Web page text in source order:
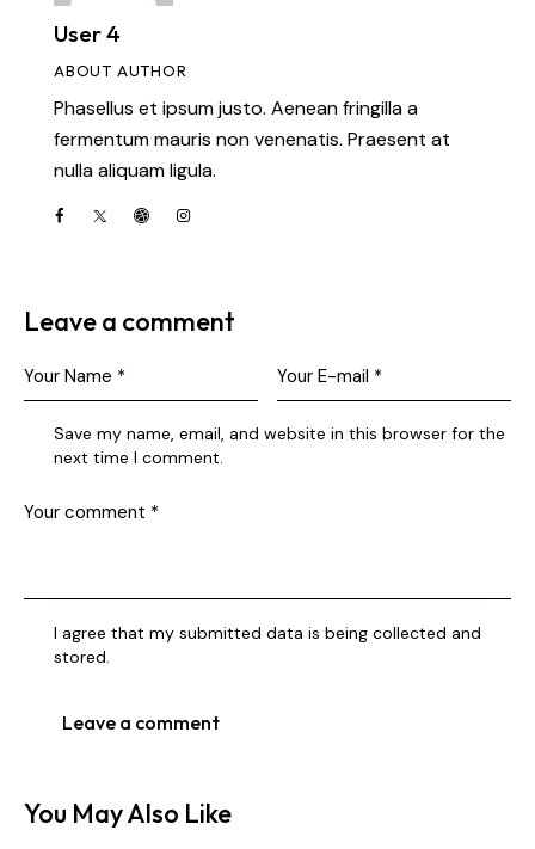
User 4
ABOUT AUTHOR
Phasellus et ipsum justo. Aenean fringilla a
fermentum mauris non venenatis. Praesent at
nulla aliquam ligula.
Leave a comment
Save my name, email, and website in this browser for the
next time I comment.
I agree that my submitted data is being collected and
stored.
You May Also Like